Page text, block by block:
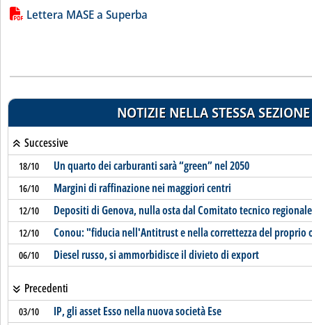
Lista allegati PDF alla notizia
Lettera MASE a Superba
NOTIZIE NELLA STESSA SEZIONE
Successive
18/10 Un quarto dei carburanti sarà “green” nel 2050
16/10 Margini di raffinazione nei maggiori centri
12/10 Depositi di Genova, nulla osta dal Comitato tecnico regionale
12/10 Conou: "fiducia nell'Antitrust e nella correttezza del proprio
06/10 Diesel russo, si ammorbidisce il divieto di export
Precedenti
03/10 IP, gli asset Esso nella nuova società Ese